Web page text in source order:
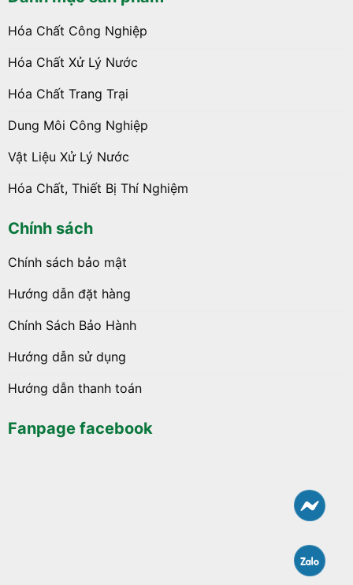
Hóa Chất Công Nghiệp
Hóa Chất Xử Lý Nước
Hóa Chất Trang Trại
Dung Môi Công Nghiệp
Vật Liệu Xử Lý Nước
Hóa Chất, Thiết Bị Thí Nghiệm
Chính sách
Chính sách bảo mật
Hướng dẫn đặt hàng
Chính Sách Bảo Hành
Hướng dẫn sử dụng
Hướng dẫn thanh toán
Fanpage facebook